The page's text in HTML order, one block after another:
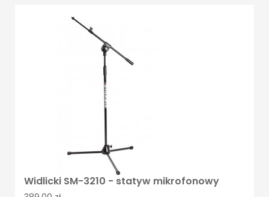
Widlicki SM-3210 - statyw mikrofonowy